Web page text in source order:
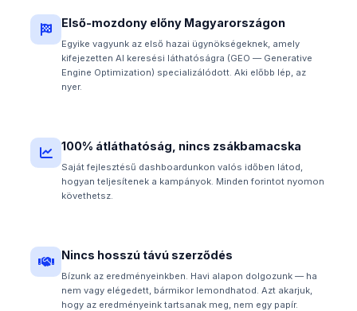
Első-mozdony előny Magyarországon
Egyike vagyunk az első hazai ügynökségeknek, amely
kifejezetten AI keresési láthatóságra (GEO — Generative
Engine Optimization) specializálódott. Aki előbb lép, az
nyer.
100% átláthatóság, nincs zsákbamacska
Saját fejlesztésű dashboardunkon valós időben látod,
hogyan teljesítenek a kampányok. Minden forintot nyomon
követhetsz.
Nincs hosszú távú szerződés
Bízunk az eredményeinkben. Havi alapon dolgozunk — ha
nem vagy elégedett, bármikor lemondhatod. Azt akarjuk,
hogy az eredményeink tartsanak meg, nem egy papír.